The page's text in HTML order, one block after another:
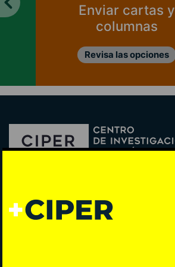
Enviar cartas y
columnas
Revisa las opciones
Todos los derechos reservados © 2007-2026